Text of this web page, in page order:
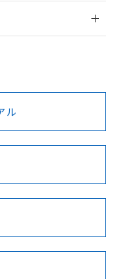
に、以下を必ずお読
Cr(VI)
ル
。
替を完了